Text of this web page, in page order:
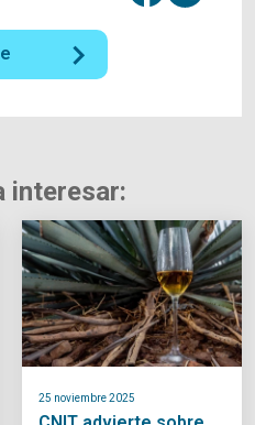
interesar:
25 noviembre 2025